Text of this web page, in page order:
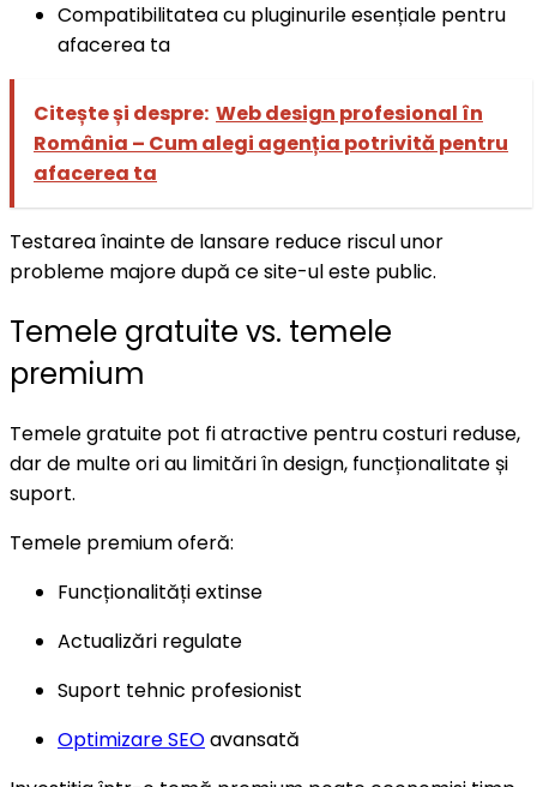
Compatibilitatea cu pluginurile esențiale pentru
afacerea ta
Citește și despre: Web design profesional în
România – Cum alegi agenția potrivită pentru
afacerea ta
Testarea înainte de lansare reduce riscul unor
probleme majore după ce site-ul este public.
Temele gratuite vs. temele
premium
Temele gratuite pot fi atractive pentru costuri reduse,
dar de multe ori au limitări în design, funcționalitate și
suport.
Temele premium oferă:
Funcționalități extinse
Actualizări regulate
Suport tehnic profesionist
Optimizare SEOavansată